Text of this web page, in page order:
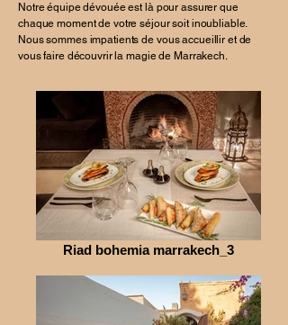
Notre équipe dévouée est là pour assurer que
chaque moment de votre séjour soit inoubliable.
Nous sommes impatients de vous accueillir et de
vous faire découvrir la magie de Marrakech.
Riad bohemia marrakech_3